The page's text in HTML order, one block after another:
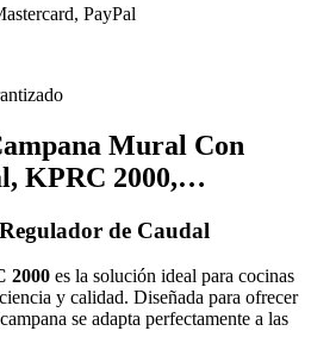
PayPal
Mural Con
KPRC 2000,…
de Caudal
2000 es la solución ideal para cocinas
y calidad. Diseñada para ofrecer
se adapta perfectamente a las